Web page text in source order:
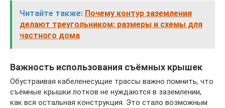
Читайте также: Почему контур заземления
делают треугольником: размеры и схемы для
частного дома
Важность использования съёмных крышек
Обустраивая кабеленесущие трассы важно помнить, что
съёмные крышки лотков не нуждаются в заземлении,
как вся остальная конструкция. Это стало возможным